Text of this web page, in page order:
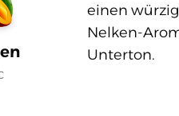
einen
Nelken-
Unterton.